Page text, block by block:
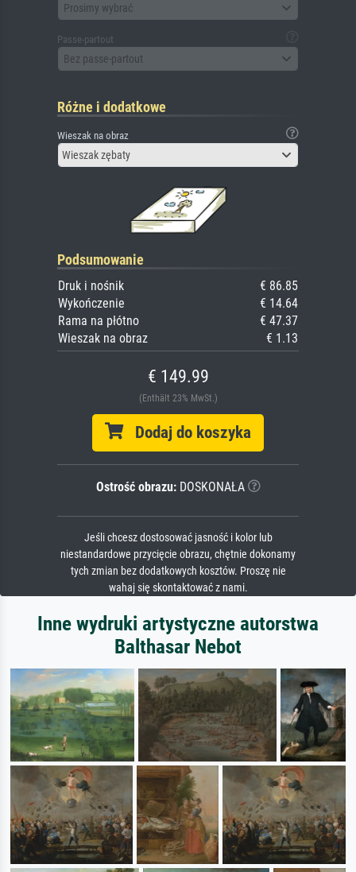
Prosimy wybrać
Passe-partout
Bez passe-partout
Różne i dodatkowe
Wieszak na obraz
Wieszak zębaty
Podsumowanie
Druk i nośnik
€ 86.85
Wykończenie
€ 14.64
Rama na płótno
€ 47.37
Wieszak na obraz
€ 1.13
€ 149.99
(Enthält 23% MwSt.)
Dodaj do koszyka
Ostrość obrazu:DOSKONAŁA
Jeśli chcesz dostosować jasność i kolor lub
niestandardowe przycięcie obrazu, chętnie dokonamy
tych zmian bez dodatkowych kosztów. Proszę nie
wahaj się skontaktować z nami.
Inne wydruki artystyczne autorstwa
Balthasar Nebot